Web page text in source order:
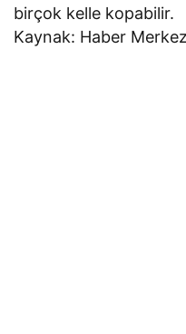
birçok kelle kopabilir.
Kaynak: Haber